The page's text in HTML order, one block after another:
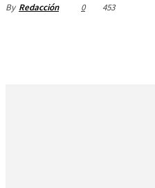
By Redacción 0 453